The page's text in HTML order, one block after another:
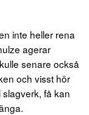
inte heller rena
agerar
senare också
och visst hör
få kan